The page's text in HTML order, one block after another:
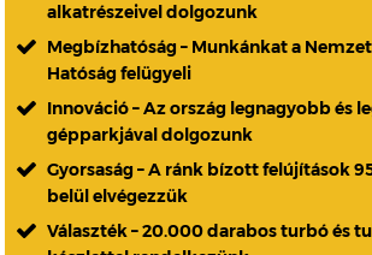
alkatrészeivel dolgozunk
Megbízhatóság – Munkánkat a
Hatóság felügyeli
Innováció – Az ország legnagyobb és
gépparkjával dolgozunk
Gyorsaság – A ránk bízott felújítások
belül elvégezzük
Választék – 20.000 darabos turbó és